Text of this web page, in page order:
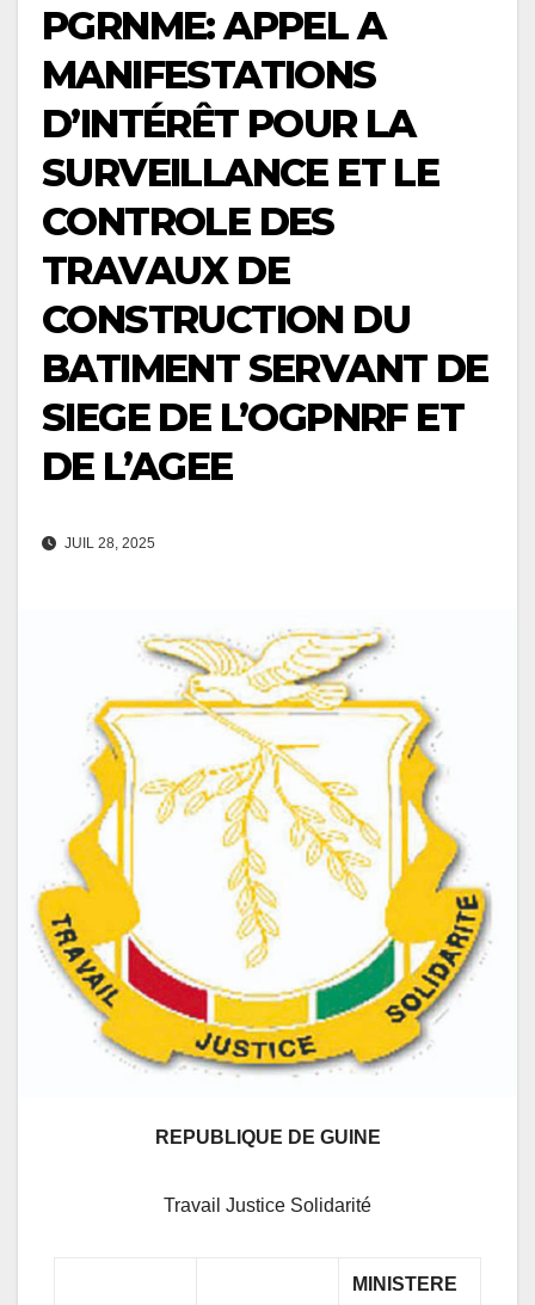
PGRNME: APPEL A
MANIFESTATIONS
D’INTÉRÊT POUR LA
SURVEILLANCE ET LE
CONTROLE DES
TRAVAUX DE
CONSTRUCTION DU
BATIMENT SERVANT DE
SIEGE DE L’OGPNRF ET
DE L’AGEE
JUIL 28, 2025
REPUBLIQUE DE GUINE
Travail Justice Solidarité
MINISTERE